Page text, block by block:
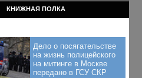
КНИЖНАЯ ПОЛКА
Дело о посягательстве
на жизнь полицейского
на митинге в Москве
передано в ГСУ СКР